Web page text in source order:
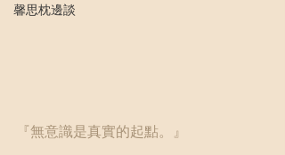
馨思枕邊談
『無意識是真實的起點。』